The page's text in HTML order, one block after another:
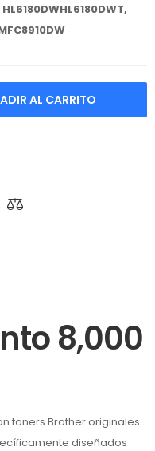
AL CARRITO
8,000
toners Brother originales.
diseñados